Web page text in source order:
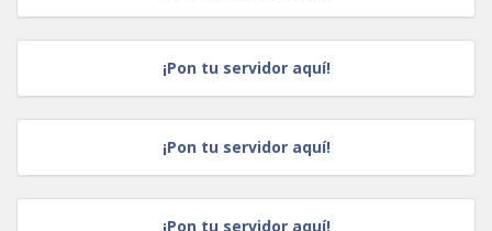
¡Pon tu servidor aquí!
¡Pon tu servidor aquí!
¡Pon tu servidor aquí!